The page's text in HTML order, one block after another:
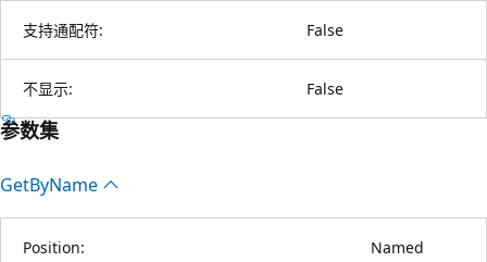
支持通配符: False
不显示: False
参数集
GetByName
Position: Named